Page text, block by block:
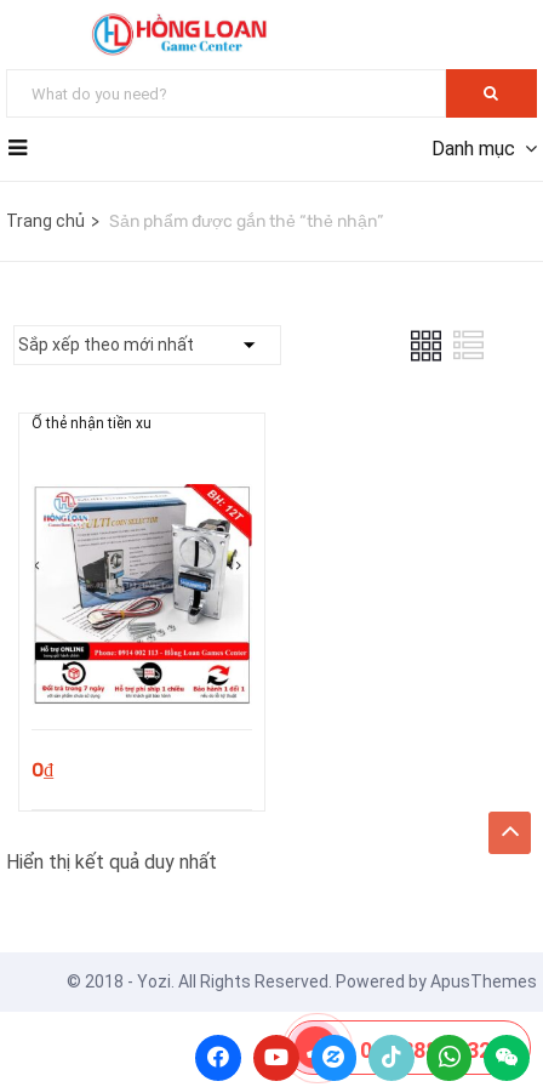
Danh mục
Trang chủ Sản phẩm được gắn thẻ “thẻ nhận”
Ổ thẻ nhận tiền xu
0₫
Hiển thị kết quả duy nhất
© 2018 - Yozi. All Rights Reserved. Powered byApusThemes
08 8888 0532